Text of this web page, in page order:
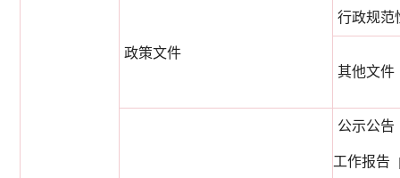
政策文件
行政规范
其他文件
公示公告
工作报告